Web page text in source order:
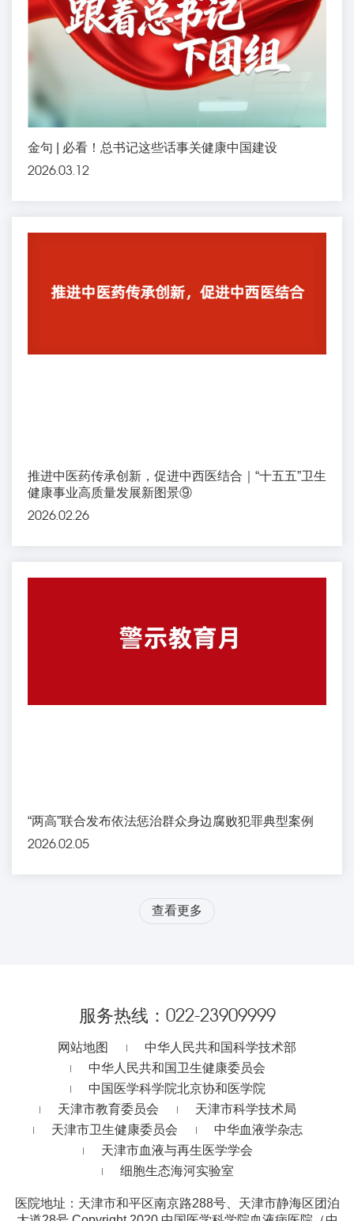
金句 | 必看！总书记这些话事关健康中国建设
2026.03.12
推进中医药传承创新，促进中西医结合｜“十五五”卫生
健康事业高质量发展新图景⑨
2026.02.26
“两高”联合发布依法惩治群众身边腐败犯罪典型案例
2026.02.05
查看更多
服务热线： 022-23909999
网站地图
中华人民共和国科学技术部
中华人民共和国卫生健康委员会
中国医学科学院北京协和医学院
天津市教育委员会
天津市科学技术局
天津市卫生健康委员会
中华血液学杂志
天津市血液与再生医学学会
细胞生态海河实验室
医院地址：天津市和平区南京路288号、天津市静海区团泊